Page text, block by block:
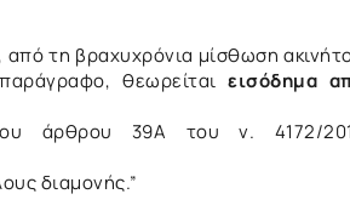
τη βραχυχρόνια μίσθωση
θεωρείταιεισόδημα
άρθρου 39Α του ν. 4172/
διαμονής.”